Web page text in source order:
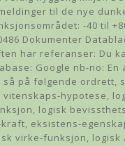
til de nye
-40 til
Dokumenter
har referanser: Du
Google nb-no: En
så på følgende ordrett,
hypotese,
logisk
eksistens-
virke-funksjon, logisk